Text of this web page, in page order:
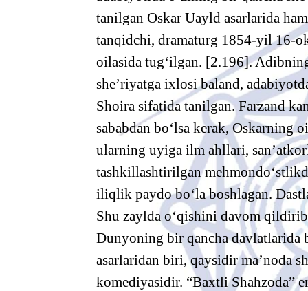
tanilgan Oskar Uayld asarlarida
tanqidchi, dramaturg 1854-yil 16-
oilasida tug‘ilgan. [2.196].
she’riyatga ixlosi baland,
Shoira sifatida tanilgan. Farzand
sababdan bo‘lsa kerak, Oskarning
ularning uyiga ilm ahllari,
tashkillashtirilgan
iliqlik paydo bo‘la boshlagan.
Shu zaylda o‘qishini davom
Dunyoning bir qancha davlatlarida
asarlaridan biri, qaysidir ma’noda
komediyasidir. “Baxtli Shahzoda”